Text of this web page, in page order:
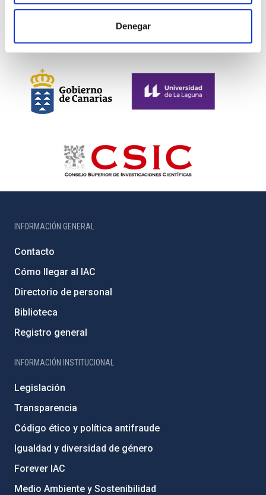
Denegar
INFORMACIÓN GENERAL
Contacto
Cómo llegar al IAC
Directorio de personal
Biblioteca
Registro general
INFORMACIÓN INSTITUCIONAL
Legislación
Transparencia
Código ético y política antifraude
Igualdad y diversidad de género
Forever IAC
Medio Ambiente y Sostenibilidad